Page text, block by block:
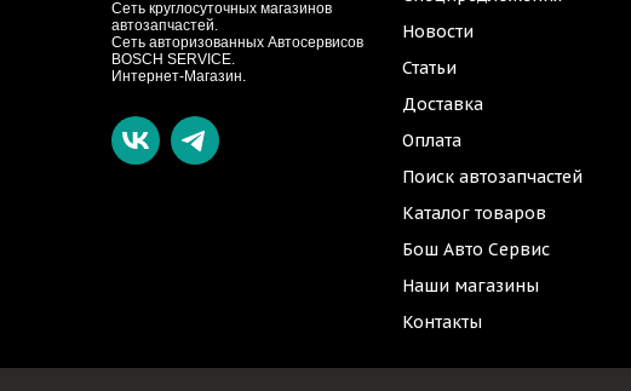
Cеть круглосуточных магазинов
автозапчастей.
Сеть авторизованных Автосервисов
BOSCH SERVICE.
Интернет-Магазин.
Новости
Статьи
Доставка
Оплата
Поиск автозапчастей
Каталог товаров
Бош Авто Сервис
Наши магазины
Контакты